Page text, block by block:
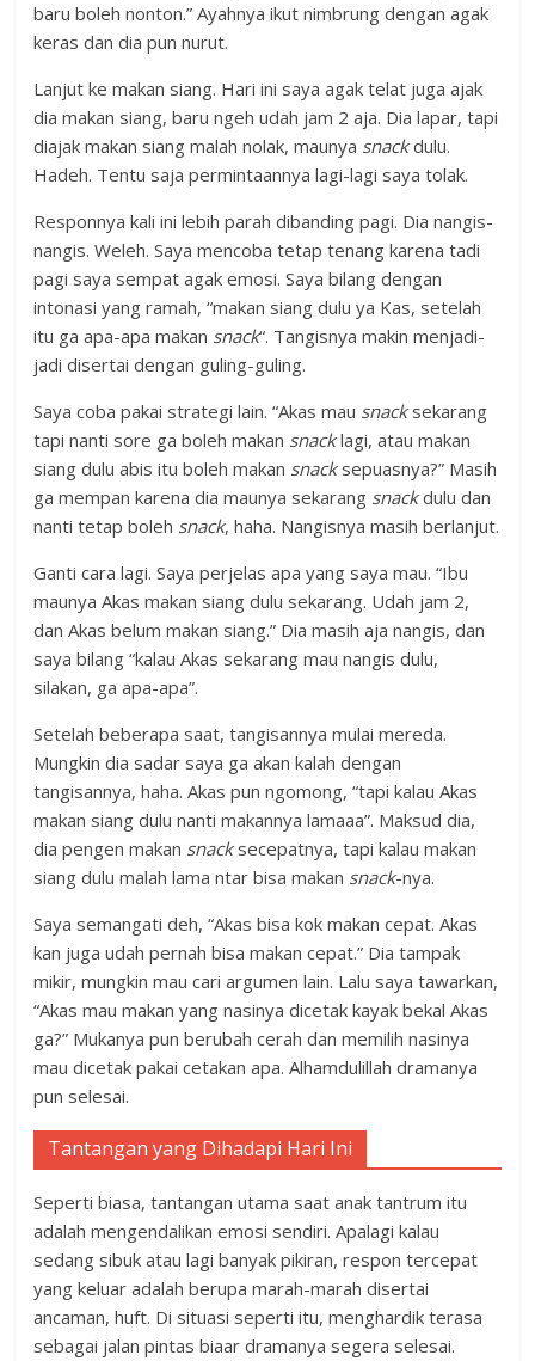
baru boleh nonton.” Ayahnya ikut nimbrung dengan agak
keras dan dia pun nurut.
Lanjut ke makan siang. Hari ini saya agak telat juga ajak
dia makan siang, baru ngeh udah jam 2 aja. Dia lapar, tapi
diajak makan siang malah nolak, maunya snackdulu.
Hadeh. Tentu saja permintaannya lagi-lagi saya tolak.
Responnya kali ini lebih parah dibanding pagi. Dia nangis-
nangis. Weleh. Saya mencoba tetap tenang karena tadi
pagi saya sempat agak emosi. Saya bilang dengan
intonasi yang ramah, “makan siang dulu ya Kas, setelah
itu ga apa-apa makan snack“. Tangisnya makin menjadi-
jadi disertai dengan guling-guling.
Saya coba pakai strategi lain. “Akas mau snacksekarang
tapi nanti sore ga boleh makan snacklagi, atau makan
siang dulu abis itu boleh makan snacksepuasnya?” Masih
ga mempan karena dia maunya sekarang snackdulu dan
nanti tetap boleh snack, haha. Nangisnya masih berlanjut.
Ganti cara lagi. Saya perjelas apa yang saya mau. “Ibu
maunya Akas makan siang dulu sekarang. Udah jam 2,
dan Akas belum makan siang.” Dia masih aja nangis, dan
saya bilang “kalau Akas sekarang mau nangis dulu,
silakan, ga apa-apa”.
Setelah beberapa saat, tangisannya mulai mereda.
Mungkin dia sadar saya ga akan kalah dengan
tangisannya, haha. Akas pun ngomong, “tapi kalau Akas
makan siang dulu nanti makannya lamaaa”. Maksud dia,
dia pengen makan snacksecepatnya, tapi kalau makan
siang dulu malah lama ntar bisa makan snack-nya.
Saya semangati deh, “Akas bisa kok makan cepat. Akas
kan juga udah pernah bisa makan cepat.” Dia tampak
mikir, mungkin mau cari argumen lain. Lalu saya tawarkan,
“Akas mau makan yang nasinya dicetak kayak bekal Akas
ga?” Mukanya pun berubah cerah dan memilih nasinya
mau dicetak pakai cetakan apa. Alhamdulillah dramanya
pun selesai.
Tantangan yang Dihadapi Hari Ini
Seperti biasa, tantangan utama saat anak tantrum itu
adalah mengendalikan emosi sendiri. Apalagi kalau
sedang sibuk atau lagi banyak pikiran, respon tercepat
yang keluar adalah berupa marah-marah disertai
ancaman, huft. Di situasi seperti itu, menghardik terasa
sebagai jalan pintas biaar dramanya segera selesai.